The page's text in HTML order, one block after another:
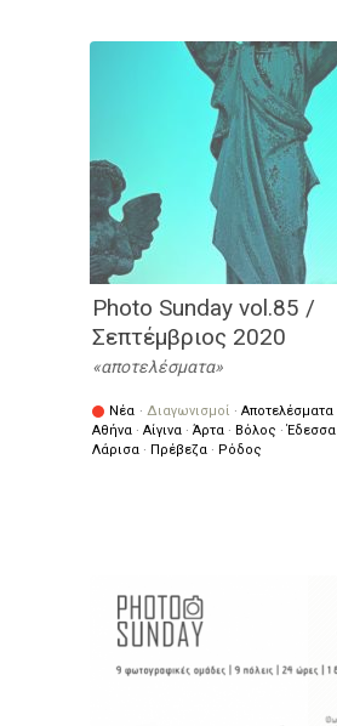
Photo Sunday vol.85 /
Σεπτέμβριος 2020
αποτελέσματα
Νέα · Διαγωνισμοί · Αποτελέσματα
Αθήνα · Αίγινα · Άρτα · Βόλος ·Έδεσσα
Λάρισα · Πρέβεζα · Ρόδος